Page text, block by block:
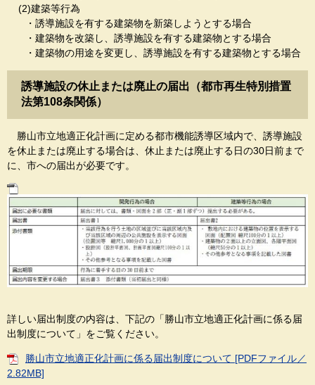
(2)建築等行為
・誘導施設を有する建築物を新築しようとする場合
・建築物を改築し、誘導施設を有する建築物とする場合
・建築物の用途を変更し、誘導施設を有する建築物とする場合
誘導施設の休止または廃止の届出（都市再生特別措置
法第108条関係）
勝山市立地適正化計画に定める都市機能誘導区域内で、誘導施設
を休止または廃止する場合は、休止または廃止する日の30日前まで
に、市への届出が必要です。
詳しい届出制度の内容は、下記の「勝山市立地適正化計画に係る届
出制度について」をご覧ください。
勝山市立地適正化計画に係る届出制度について [PDFファイル／
2.82MB]